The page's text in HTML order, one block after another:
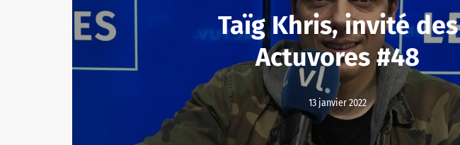
Taïg Khris, invité des
Actuvores #48
13 janvier 2022